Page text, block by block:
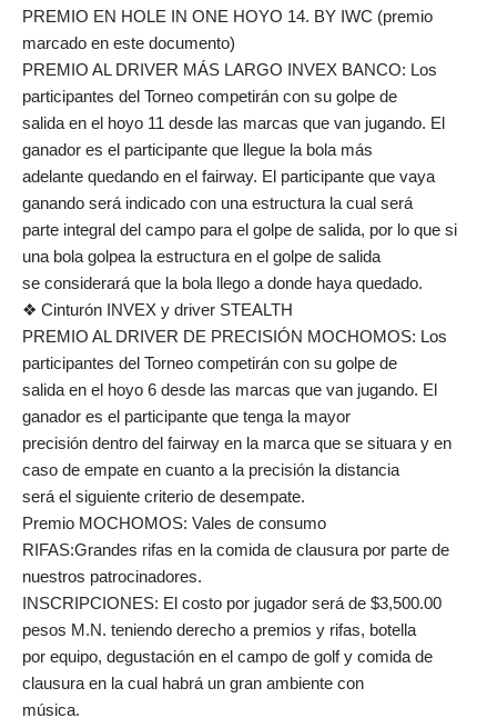
PREMIO EN HOLE IN ONE HOYO 14. BY IWC (premio
marcado en este documento)
PREMIO AL DRIVER MÁS LARGO INVEX BANCO: Los
participantes del Torneo competirán con su golpe de
salida en el hoyo 11 desde las marcas que van jugando. El
ganador es el participante que llegue la bola más
adelante quedando en el fairway. El participante que vaya
ganando será indicado con una estructura la cual será
parte integral del campo para el golpe de salida, por lo que si
una bola golpea la estructura en el golpe de salida
se considerará que la bola llego a donde haya quedado.
❖ Cinturón INVEX y driver STEALTH
PREMIO AL DRIVER DE PRECISIÓN MOCHOMOS: Los
participantes del Torneo competirán con su golpe de
salida en el hoyo 6 desde las marcas que van jugando. El
ganador es el participante que tenga la mayor
precisión dentro del fairway en la marca que se situara y en
caso de empate en cuanto a la precisión la distancia
será el siguiente criterio de desempate.
Premio MOCHOMOS: Vales de consumo
RIFAS:Grandes rifas en la comida de clausura por parte de
nuestros patrocinadores.
INSCRIPCIONES: El costo por jugador será de $3,500.00
pesos M.N. teniendo derecho a premios y rifas, botella
por equipo, degustación en el campo de golf y comida de
clausura en la cual habrá un gran ambiente con
música.